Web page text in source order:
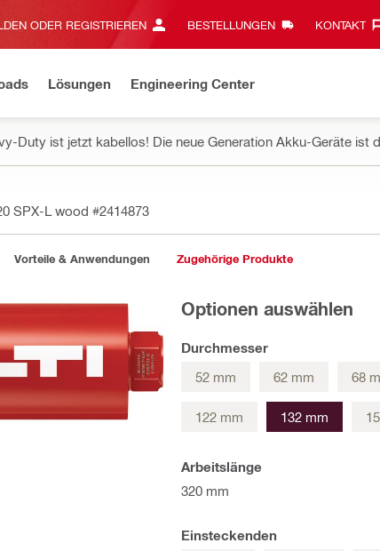
ODER REGISTRIEREN BESTELLUNGEN KONTAKT‎
Lösungen Engineering Center
Duty ist jetzt kabellos! Die neue Generation Akku-Geräte ist
SPX-L wood #2414873
Vorteile & Anwendungen Zugehörige Produkte
Optionen auswählen
Durchmesser
52 mm
62 mm 68
122 mm 132 mm
Arbeitslänge
320 mm
Einsteckenden